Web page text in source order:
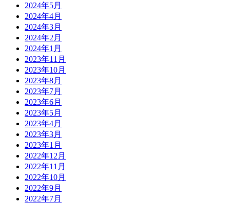
2024年5月
2024年4月
2024年3月
2024年2月
2024年1月
2023年11月
2023年10月
2023年8月
2023年7月
2023年6月
2023年5月
2023年4月
2023年3月
2023年1月
2022年12月
2022年11月
2022年10月
2022年9月
2022年7月